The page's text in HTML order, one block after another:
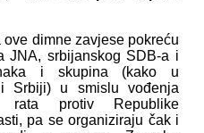
ove dimne zavjese pokreću
JNA, srbijanskog SDB-a i
i skupina (kako u
Srbiji) u smislu vođenja
rata protiv Republike
pa se organiziraju čak i